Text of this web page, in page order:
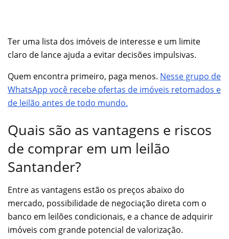
Ter uma lista dos imóveis de interesse e um limite
claro de lance ajuda a evitar decisões impulsivas.
Quem encontra primeiro, paga menos. Nesse grupo de
WhatsApp você recebe ofertas de imóveis retomados e
de leilão antes de todo mundo.
Quais são as vantagens e riscos
de comprar em um leilão
Santander?
Entre as vantagens estão os preços abaixo do
mercado, possibilidade de negociação direta com o
banco em leilões condicionais, e a chance de adquirir
imóveis com grande potencial de valorização.